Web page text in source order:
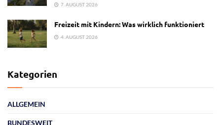
7. AUGUST 2026
Freizeit mit Kindern: Was wirklich funktioniert
4. AUGUST 2026
Kategorien
ALLGEMEIN
BUNDESWEIT